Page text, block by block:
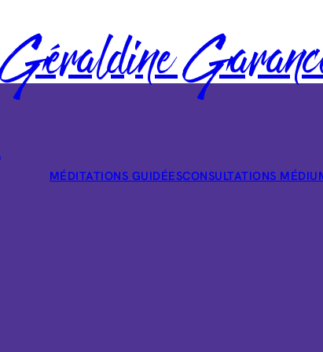
Géraldine
MÉDITATIONS GUIDÉESCONSULTATIONS